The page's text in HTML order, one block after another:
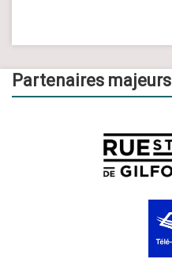
Partenaires majeurs